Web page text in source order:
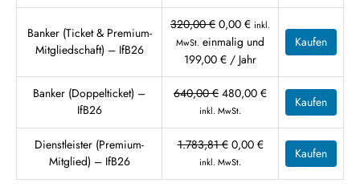
war:
320,00 €
ist:
0,00 €.
Banker (Ticket & Premium-
Mitgliedschaft) – IfB26
320,00€ Ursprünglicher
Preis
war:
320,00 €
0,00 €Aktueller
Preis
ist:
0,00 €.
inkl.
MwSt. einmalig und
199,00 € / Jahr
Kaufen
Banker (Doppelticket) –
IfB26
640,00€ Ursprünglicher
Preis
war:
640,00 €
480,00 €Aktueller
Preis
ist:
480,00 €.
inkl. MwSt.
Kaufen
Dienstleister (Premium-
Mitglied) – IfB26
1.783,81€ Ursprünglicher
Preis
war:
0,00 €Aktueller
Preis
ist:
inkl. MwSt.
Kaufen